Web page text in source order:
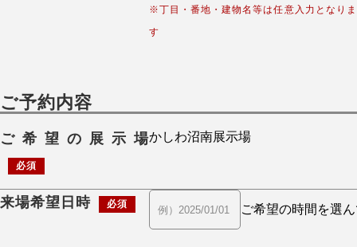
※丁目・番地・建物名等は任意入力となりま
す
ご予約内容
ご希望の展示場
必須
来場希望日時 必須